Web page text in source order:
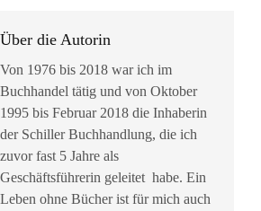
Über die Autorin
Von 1976 bis 2018 war ich im
Buchhandel tätig und von Oktober
1995 bis Februar 2018 die Inhaberin
der Schiller Buchhandlung, die ich
zuvor fast 5 Jahre als
Geschäftsführerin geleitet habe. Ein
Leben ohne Bücher ist für mich auch